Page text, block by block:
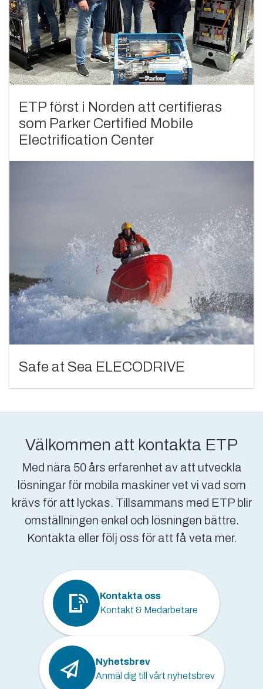
ETP först i Norden att certifieras
som Parker Certified Mobile
Electrification Center
Safe at Sea ELECODRIVE
Välkommen att kontakta ETP
Med nära 50 års erfarenhet av att utveckla
lösningar för mobila maskiner vet vi vad som
krävs för att lyckas. Tillsammans med ETP blir
omställningen enkel och lösningen bättre.
Kontakta eller följ oss för att få veta mer.
Kontakta oss
Kontakt & Medarbetare
Nyhetsbrev
Anmäl dig till vårt nyhetsbrev